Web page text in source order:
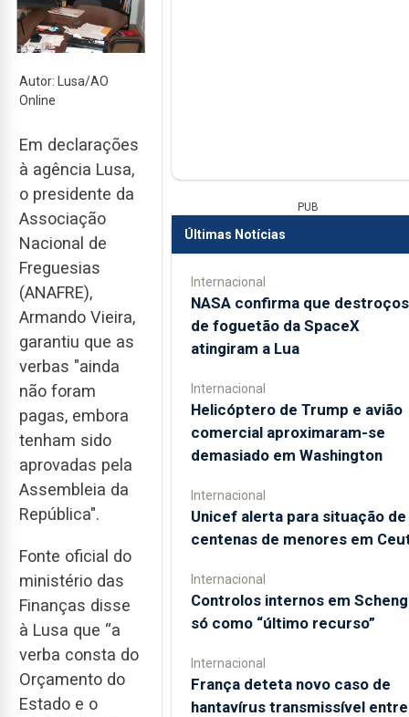
Autor: Lusa/AO
Online
Em declarações
à agência Lusa,
o presidente da
Associação
Nacional de
Freguesias
(ANAFRE),
Armando Vieira,
garantiu que as
verbas "ainda
não foram
pagas, embora
tenham sido
aprovadas pela
Assembleia da
República".
Fonte oficial do
ministério das
Finanças disse
à Lusa que “a
verba consta do
Orçamento do
Estado e o
PUB
Últimas Notícias
Internacional
NASA confirma que destroços
de foguetão da SpaceX
atingiram a Lua
Internacional
Helicóptero de Trump e avião
comercial aproximaram-se
demasiado em Washington
Internacional
Unicef alerta para situação de
centenas de menores em
Internacional
Controlos internos em
só como “último recurso”
Internacional
França deteta novo caso de
hantavírus transmissível entre